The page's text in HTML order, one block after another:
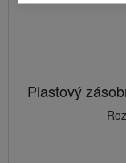
Plastový